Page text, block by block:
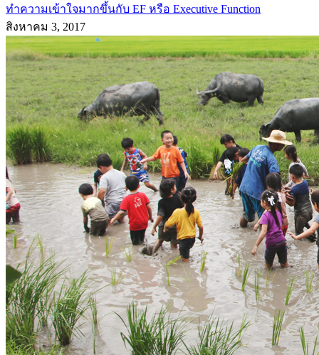
ทำความเข้าใจมากขึ้นกับ EF หรือ Executive Function
สิงหาคม 3, 2017